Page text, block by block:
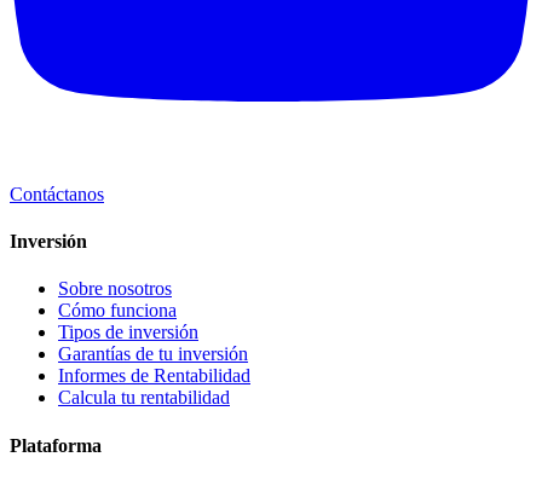
Contáctanos
Inversión
Sobre nosotros
Cómo funciona
Tipos de inversión
Garantías de tu inversión
Informes de Rentabilidad
Calcula tu rentabilidad
Plataforma